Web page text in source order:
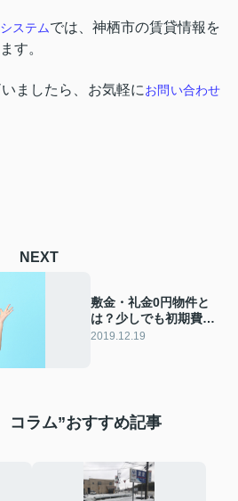
ステムでは、神栖市の賃貸情報を
す。
ましたら、お気軽にお問い合わせ
NEXT
敷金・礼金0円物件と
は？少しでも初期費用
を抑える方法
2019.12.19
ラム”おすすめ記事